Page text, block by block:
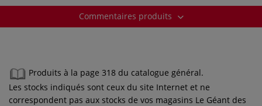
Commentaires produits
Produits à la page 318 du catalogue général.
Les stocks indiqués sont ceux du site Internet et ne
correspondent pas aux stocks de vos magasins Le Géant des